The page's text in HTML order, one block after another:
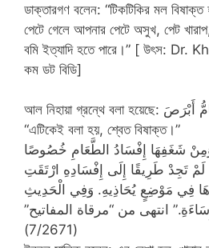
ডাক্তারগণ বলেন: “টিকটিকির মল বিষাক্ত
পেটে গেলে আপনার পেটে অসুখ, পেট খারাপ,
বমি ইত্যাদি হতে পারে।” [ উৎস:
কম ডট বিডি]
আল নিহায়া গ্রন্থে বলা হয়েছে: هِيَ الَّتِي يُقَالُ لَهَا سَامُّ أَبْرَصَ
“এটিকেই বলা হয়, শ্বেত বিষাক্ত।”
شَغَفِهَا إِفْسَادُ الطَّعَامِ خُصُوصًا
لَمْ تَجِدْ طَرِيقًا إِلَى إِفْسَادِهِ ارْتَقَتِ
فِي مَوْضِعٍ يُحَاذِيهِ. وَفِي الْحَدِيثِ
انتهى من “مرقاة المفاتيح”
(7/2671)